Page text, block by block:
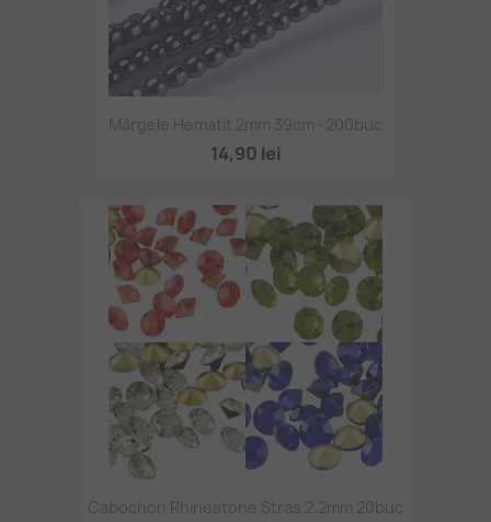
Mărgele Hematit 2mm 39cm~200buc
14,90 lei
Cabochon Rhinestone Ștras 2,2mm 20buc